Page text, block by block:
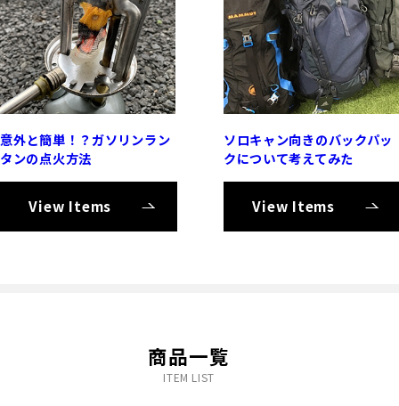
意外と簡単！？ガソリンラン
タンの点火方法
View Items
ソロキャン向きのバックパッ
クについて考えてみた
View Items
商品一覧
ITEM LIST